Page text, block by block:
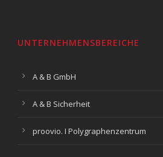
UNTERNEHMENSBEREICHE
A & B GmbH
A & B Sicherheit
proovio. I Polygraphenzentrum